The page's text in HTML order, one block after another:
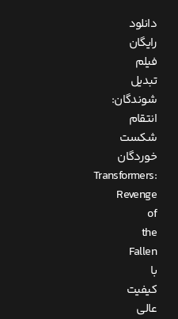
دانلود
رایگان
فیلم
تبدیل
شوندگان:
انتقام
شکست
خوردگان
Transformers:
Revenge
of
the
Fallen
با
کیفیت
عالی